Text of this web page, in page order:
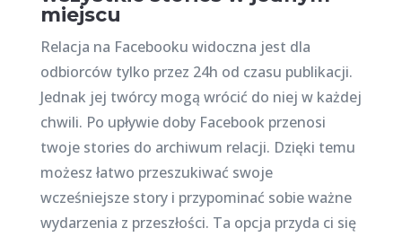
miejscu
Relacja na Facebooku widoczna jest dla
odbiorców tylko przez 24h od czasu publikacji.
Jednak jej twórcy mogą wrócić do niej w każdej
chwili. Po upływie doby Facebook przenosi
twoje stories do archiwum relacji. Dzięki temu
możesz łatwo przeszukiwać swoje
wcześniejsze story i przypominać sobie ważne
wydarzenia z przeszłości. Ta opcja przyda ci się